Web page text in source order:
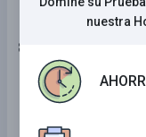
8 . Esta señal
nuestra